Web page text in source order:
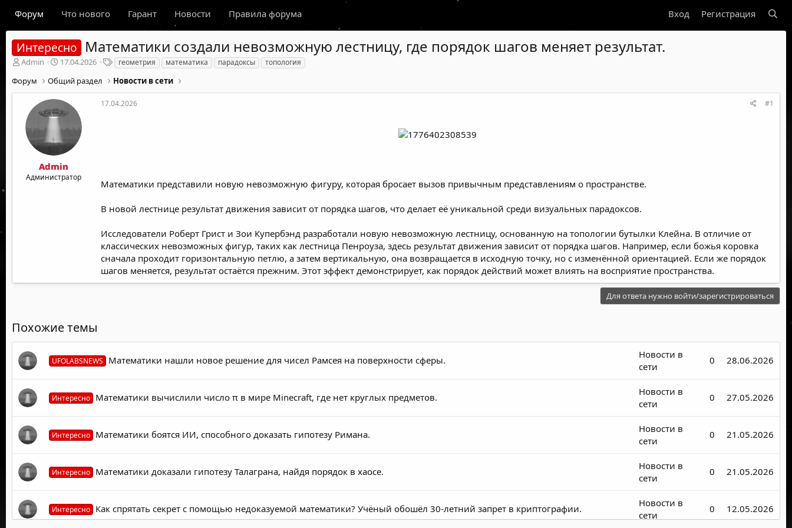
Форум Что нового Гарант Новости Правила форума Вход Регистрация
Интересно Математики создали невозможную лестницу, где порядок шагов меняет результат.
А
т
о
м
Admin
Д
т
а
н
а
а
л
а
17.04.2026
Т
е
г
и
геометрия математика парадоксы топология
Форум Общий раздел Новости в сети
Admin
Администратор
17.04.2026 #1
Математики представили новую невозможную фигуру, которая бросает вызов привычным представлениям о пространстве.
В новой лестнице результат движения зависит от порядка шагов, что делает её уникальной среди визуальных парадоксов.
Исследователи Роберт Грист и Зои Купербэнд разработали новую невозможную лестницу, основанную на топологии бутылки Клейна. В отличие от
классических невозможных фигур, таких как лестница Пенроуза, здесь результат движения зависит от порядка шагов. Например, если божья коровка
сначала проходит горизонтальную петлю, а затем вертикальную, она возвращается в исходную точку, но с изменённой ориентацией. Если же порядок
шагов меняется, результат остаётся прежним. Этот эффект демонстрирует, как порядок действий может влиять на восприятие пространства.
Для ответа нужно войти/зарегистрироваться
Похожие темы
UFOLABSNEWS Математики нашли новое решение для чисел Рамсея на поверхности сферы.
Новости в
сети
0 28.06.2026
Интересно Математики вычислили число π в мире Minecraft, где нет круглых предметов.
Новости в
сети
0 27.05.2026
Интересно Математики боятся ИИ, способного доказать гипотезу Римана.
Новости в
сети
0 21.05.2026
Интересно Математики доказали гипотезу Талаграна, найдя порядок в хаосе.
Новости в
сети
0 21.05.2026
Интересно Как спрятать секрет с помощью недоказуемой математики? Учёный обошёл 30-летний запрет в криптографии.
Новости в
сети
0 12.05.2026